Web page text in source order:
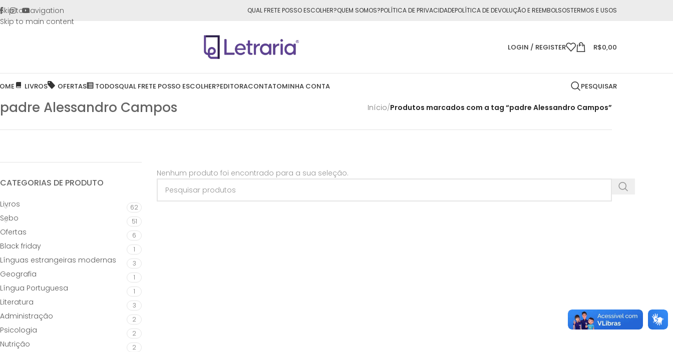
Skip to navigation
Skip to main content
para todo o Brasil nas compras acima de R$50,00
QUAL FRETE POSSO ESCOLHER?QUEM SOMOS?POLÍTICA DE PRIVACIDADEPOLÍTICA DE DEVOLUÇÃO E REEMBOLSOSTERMOS E USOS
LOGIN / REGISTER R$0,00
LIVROS OFERTAS TODOSQUAL FRETE POSSO ESCOLHER?EDITORACONTATOMINHA CONTA PESQUISAR
padre Alessandro Campos Início/Produtos marcados com a tag “padre Alessandro Campos”
CATEGORIAS DE PRODUTO
Livros 62
Sebo 51
Ofertas 6
Black friday 1
Línguas estrangeiras modernas 3
Geografia 1
Língua Portuguesa 1
Literatura 3
Administração 2
Psicologia 2
Nutrição 2
Nenhum produto foi encontrado para a sua seleção.